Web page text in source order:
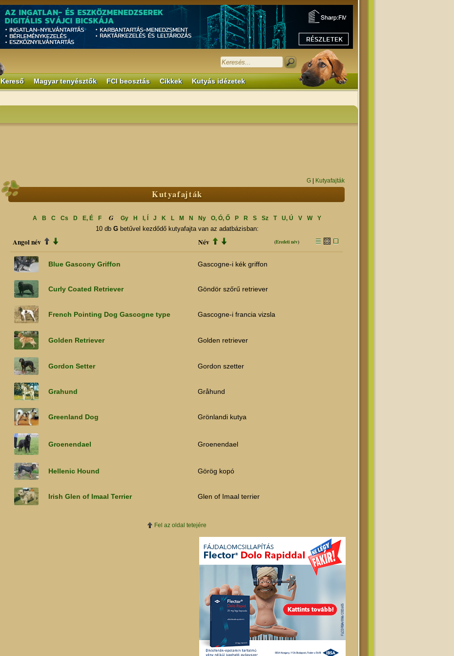
Kereső Magyar tenyésztők FCI beosztás Cikkek Kutyás idézetek
G Kutyafajták
Kutyafajták
A B C Cs D E, É F G Gy H I, Í J K L M N Ny O, Ó, Ő P R S Sz T U, Ú V W Y
10 db Gbetűvel kezdődő kutyafajta van az adatbázisban:
Angol név Név (Eredeti név)
Blue Gascony Griffon Gascogne-i kék griffon
Curly Coated Retriever Göndör szőrű retriever
French Pointing Dog Gascogne type Gascogne-i francia vizsla
Golden Retriever Golden retriever
Gordon Setter Gordon szetter
Grahund Gråhund
Greenland Dog Grönlandi kutya
Groenendael Groenendael
Hellenic Hound Görög kopó
Irish Glen of Imaal Terrier Glen of Imaal terrier
Fel az oldal tetejére